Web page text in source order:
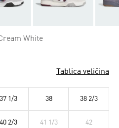
White
Tablica veličina
37 1/3 38 38 2/3
40 2/3 41 1/3 42